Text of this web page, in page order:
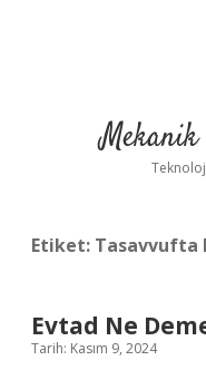
Etiket: Tasavvufta
Evtad Ne
Tarih: Kasım 9, 2024